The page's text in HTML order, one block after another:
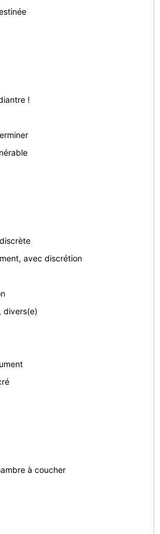
!
avec discrétion
divers(e)
à coucher